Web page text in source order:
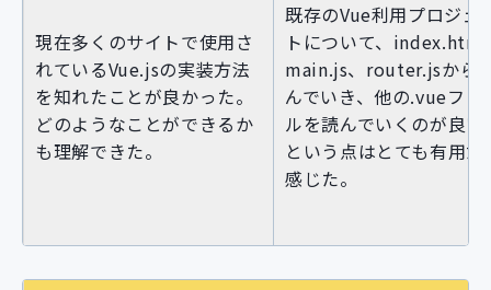
現在多くのサイトで使用さ
れているVue.jsの実装方法
を知れたことが良かった。
どのようなことができるか
も理解できた。
既存のVue利用プロジェ
トについて、
main.js、router.jsから
んでいき、他の.vueファ
ルを読んでいくのが良い
という点はとても有用だ
感じた。